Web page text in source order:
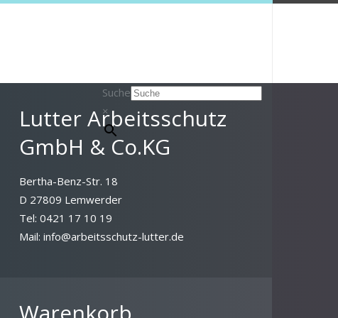
Suche
×
Lutter Arbeitsschutz
GmbH & Co.KG
Bertha-Benz-Str. 18
D 27809 Lemwerder
Tel: 0421 17 10 19
Mail: info@arbeitsschutz-lutter.de